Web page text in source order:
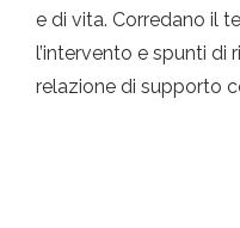
e di vita. Corredano il
l’intervento e spunti di
relazione di supporto